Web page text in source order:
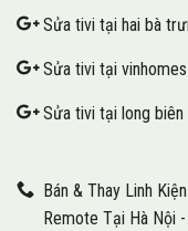
Sửa tivi tại hai bà
Sửa tivi tại
Sửa tivi tại long biên
Bán & Thay Linh
Remote Tại Hà Nội -